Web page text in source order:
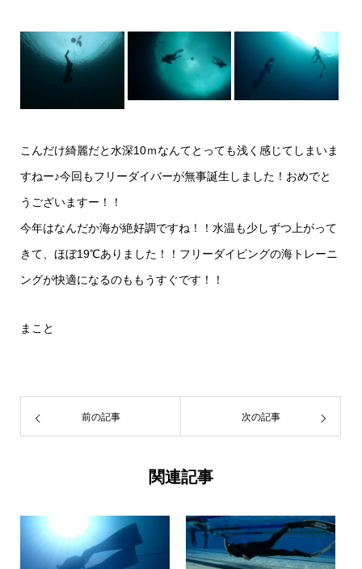
こんだけ綺麗だと水深10ｍなんてとっても浅く感じてしまいま
すねー♪今回もフリーダイバーが無事誕生しました！おめでと
うございますー！！
今年はなんだか海が絶好調ですね！！水温も少しずつ上がって
きて、ほぼ19℃ありました！！フリーダイビングの海トレーニ
ングが快適になるのももうすぐです！！
まこと
前の記事 次の記事
関連記事